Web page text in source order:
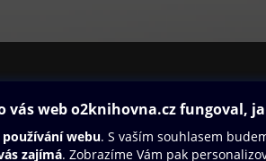
Oneplay Originály